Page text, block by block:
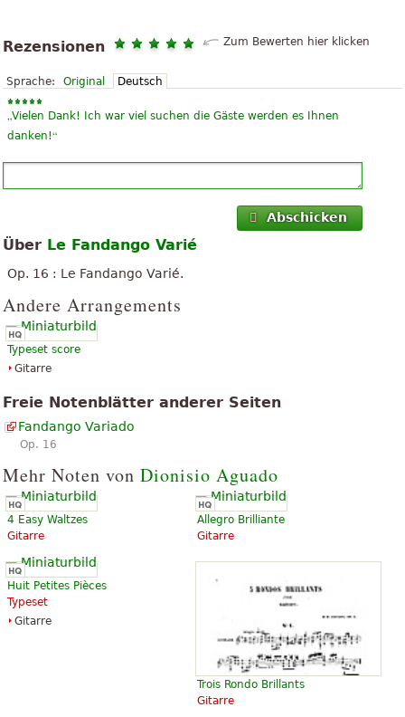
Rezensionen Zum Bewerten hier klicken
Sprache: Original Deutsch
„Vielen Dank! Ich war viel suchen die Gäste werden es Ihnen
danken!“
Abschicken
Über Le Fandango Varié
Op. 16 : Le Fandango Varié.
Andere Arrangements
Typeset score
Gitarre
Freie Notenblätter anderer Seiten
Fandango Variado
Op. 16
Mehr Noten von Dionisio Aguado
4 Easy Waltzes
Gitarre
Allegro Brilliante
Gitarre
Huit Petites Pièces
Typeset
Gitarre
Trois Rondo Brillants
Gitarre